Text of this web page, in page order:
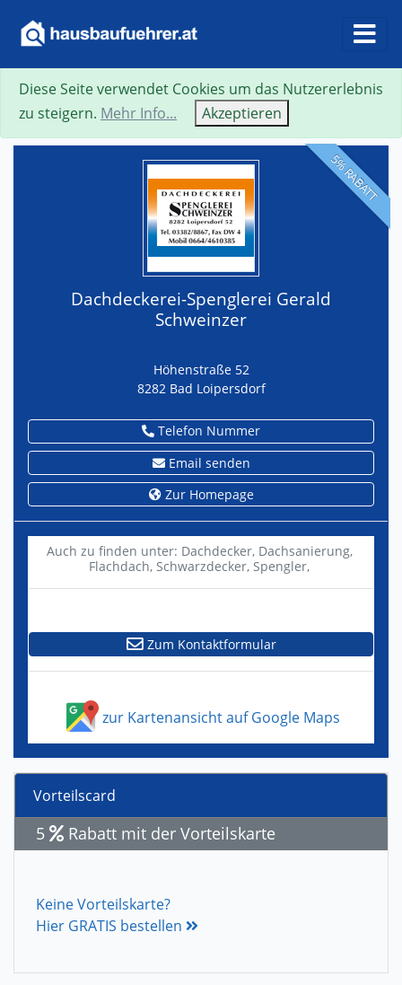
Suche Neue Suche Zurück
5% RABATT
Dachdeckerei-Spenglerei Gerald
Schweinzer
Höhenstraße 52
8282 Bad Loipersdorf
Telefon Nummer
Email senden
Zur Homepage
Auch zu finden unter: Dachdecker, Dachsanierung,
Flachdach, Schwarzdecker, Spengler,
Zum Kontaktformular
zur Kartenansicht auf Google Maps
Vorteilscard
5 Rabatt mit der Vorteilskarte
Keine Vorteilskarte?
Hier GRATIS bestellen
Diese Seite verwendet Cookies um das Nutzererlebnis
zu steigern. Mehr Info... Akzeptieren